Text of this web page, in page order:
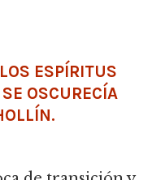
ESPÍRITUS
OSCURECÍA